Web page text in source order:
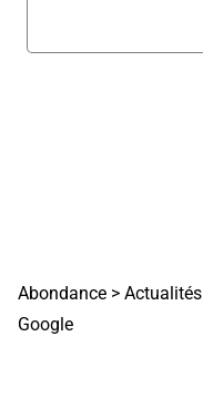
Abondance > Actualités
Google